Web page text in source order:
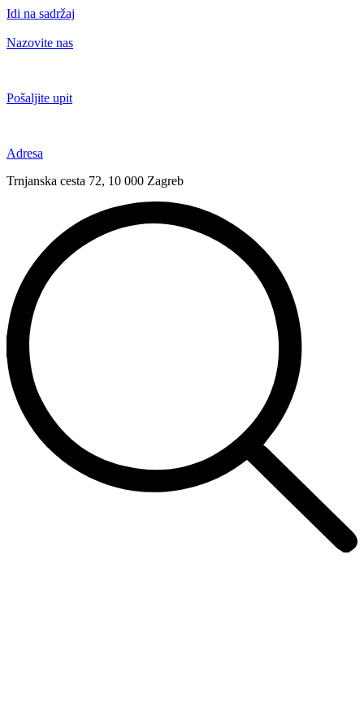
Idi na sadržaj
Nazovite nas
Pošaljite upit
Adresa
Trnjanska cesta 72, 10 000 Zagreb